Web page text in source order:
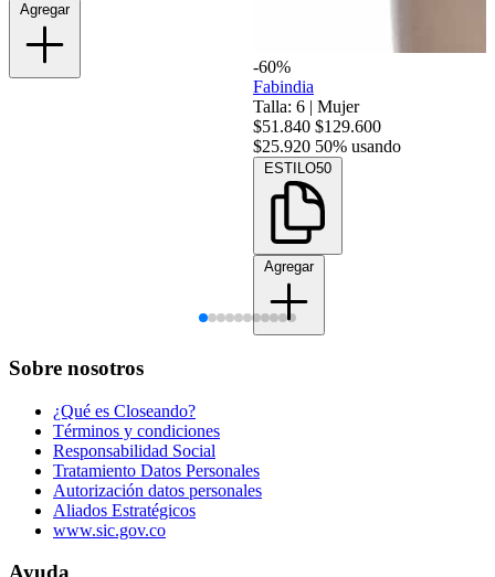
Agregar
-60%
Fabindia
Talla: 6 | Mujer
$51.840 $129.600
$25.920 50% usando
ESTILO50
Agregar
Sobre nosotros
¿Qué es Closeando?
Términos y condiciones
Responsabilidad Social
Tratamiento Datos Personales
Autorización datos personales
Aliados Estratégicos
www.sic.gov.co